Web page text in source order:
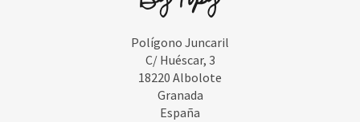
Polígono Juncaril
C/ Huéscar, 3
18220 Albolote
Granada
España